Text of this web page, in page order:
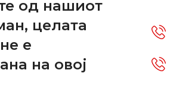
од нашиот
целата
е
на овој